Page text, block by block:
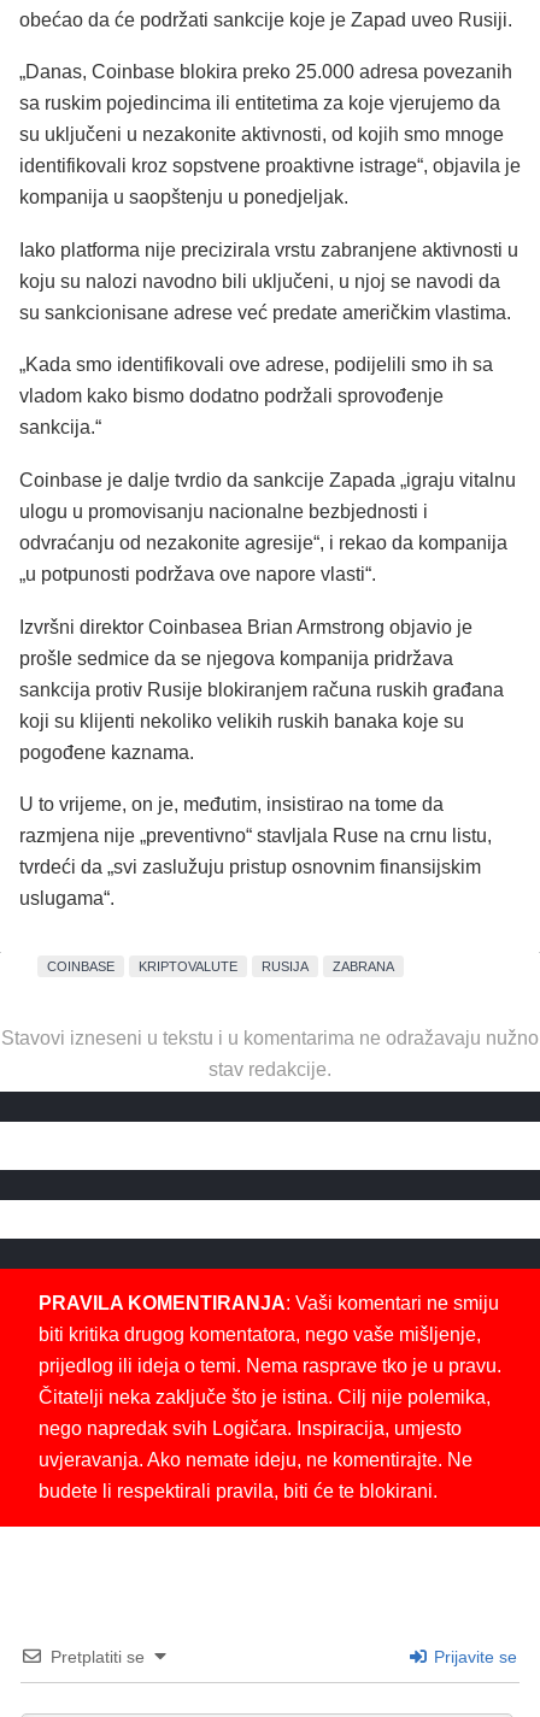
obećao da će podržati sankcije koje je Zapad uveo Rusiji.
„Danas, Coinbase blokira preko 25.000 adresa povezanih
sa ruskim pojedincima ili entitetima za koje vjerujemo da
su uključeni u nezakonite aktivnosti, od kojih smo mnoge
identifikovali kroz sopstvene proaktivne istrage“, objavila je
kompanija u saopštenju u ponedjeljak.
Iako platforma nije precizirala vrstu zabranjene aktivnosti u
koju su nalozi navodno bili uključeni, u njoj se navodi da
su sankcionisane adrese već predate američkim vlastima.
„Kada smo identifikovali ove adrese, podijelili smo ih sa
vladom kako bismo dodatno podržali sprovođenje
sankcija.“
Coinbase je dalje tvrdio da sankcije Zapada „igraju vitalnu
ulogu u promovisanju nacionalne bezbjednosti i
odvraćanju od nezakonite agresije“, i rekao da kompanija
„u potpunosti podržava ove napore vlasti“.
Izvršni direktor Coinbasea Brian Armstrong objavio je
prošle sedmice da se njegova kompanija pridržava
sankcija protiv Rusije blokiranjem računa ruskih građana
koji su klijenti nekoliko velikih ruskih banaka koje su
pogođene kaznama.
U to vrijeme, on je, međutim, insistirao na tome da
razmjena nije „preventivno“ stavljala Ruse na crnu listu,
tvrdeći da „svi zaslužuju pristup osnovnim finansijskim
uslugama“.
COINBASE KRIPTOVALUTE RUSIJA ZABRANA
Stavovi izneseni u tekstu i u komentarima ne odražavaju nužno
stav redakcije.
PRAVILA KOMENTIRANJA: Vaši komentari ne smiju
biti kritika drugog komentatora, nego vaše mišljenje,
prijedlog ili ideja o temi. Nema rasprave tko je u pravu.
Čitatelji neka zaključe što je istina. Cilj nije polemika,
nego napredak svih Logičara. Inspiracija, umjesto
uvjeravanja. Ako nemate ideju, ne komentirajte. Ne
budete li respektirali pravila, biti će te blokirani.
Pretplatiti se Prijavite se